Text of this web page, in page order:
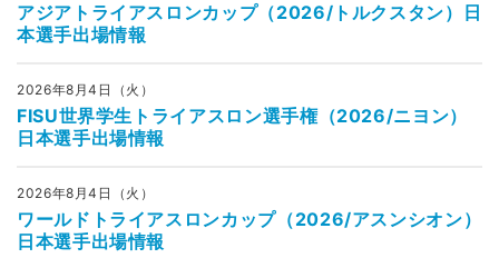
アジアトライアスロンカップ（2026/トルクスタン）日
本選手出場情報
2026年8月4日（火）
FISU世界学生トライアスロン選手権（2026/ニヨン）
日本選手出場情報
2026年8月4日（火）
ワールドトライアスロンカップ（2026/アスンシオン）
日本選手出場情報